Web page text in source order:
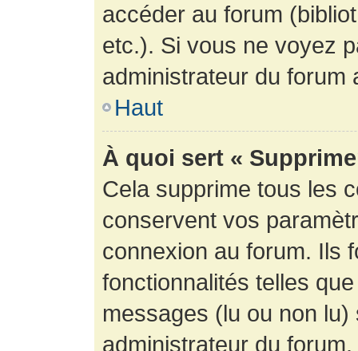
accéder au forum
etc.). Si vous ne voyez
administrateur du forum
Haut
À quoi sert «
Cela supprime tous les
conservent vos
connexion au forum. Ils
fonctionnalités telles
messages (lu ou non
administrateur du